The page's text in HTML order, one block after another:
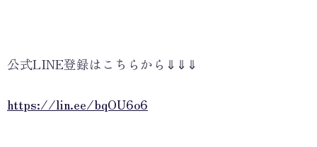
公式LINE登録はこちらから⇓⇓⇓
https://lin.ee/bqOU6o6